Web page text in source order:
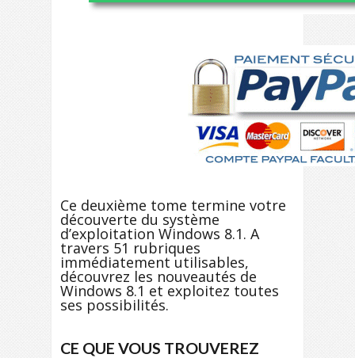
Ce deuxième tome termine votre
découverte du système
d’exploitation Windows 8.1. A
travers 51 rubriques
immédiatement utilisables,
découvrez les nouveautés de
Windows 8.1 et exploitez toutes
ses possibilités.
CE QUE VOUS TROUVEREZ